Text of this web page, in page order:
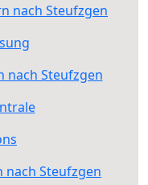
nach Steufzgen
nach Steufzgen
nach Steufzgen